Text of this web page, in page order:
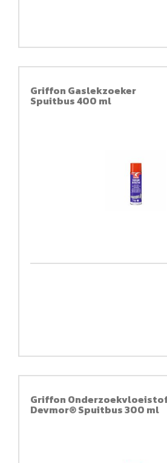
Griffon Gaslekzoeker
Spuitbus 400 ml
Griffon
Devmor® Spuitbus 300 ml